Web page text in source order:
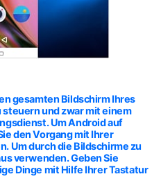
gesamten Bildschirm Ihres
und zwar mit einem
Um Android auf
den Vorgang mit Ihrer
Um durch die Bildschirme zu
verwenden. Geben Sie
Dinge mit Hilfe Ihrer Tastatur